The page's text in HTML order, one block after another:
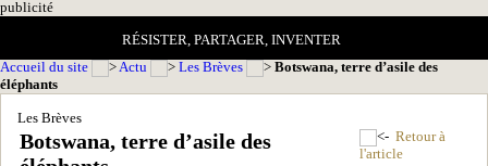
publicité
RÉSISTER, PARTAGER, INVENTER
Accueil du site
Actu Les Brèves
Botswana, terre d’asile des
éléphants
Les Brèves
Botswana, terre d’asile des
Retour à
l'article